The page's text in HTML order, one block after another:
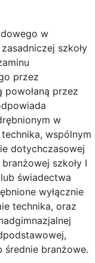
w
szkoły
przez
przez
w
wspólnym
dotychczasowej
szkoły I
świadectwa
wyłącznie
technika, oraz
średnie branżowe.